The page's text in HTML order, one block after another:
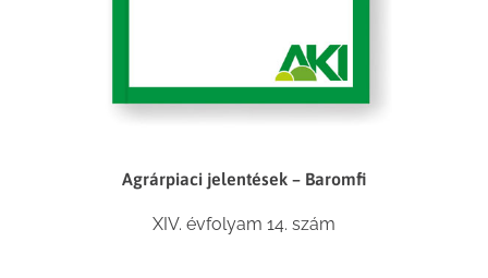
Agrárpiaci jelentések – Baromfi
XIV. évfolyam 14. szám